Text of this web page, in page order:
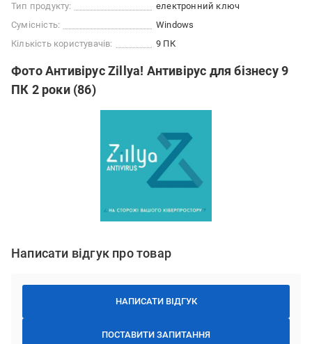
Тип продукту:
електронний ключ
Сумісність:
Windows
Кількість користувачів:
9 ПК
Фото Антивірус Zillya! Антивірус для бізнесу 9
ПК 2 роки (86)
Написати відгук про товар
НАПИСАТИ ВІДГУК
ПОСТАВИТИ ЗАПИТАННЯ